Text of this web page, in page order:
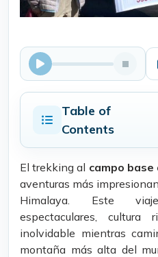
Table of
Contents
El trekking al campo
aventuras más
Himalaya. Este
espectaculares,
inolvidable mientras
montaña más alta del